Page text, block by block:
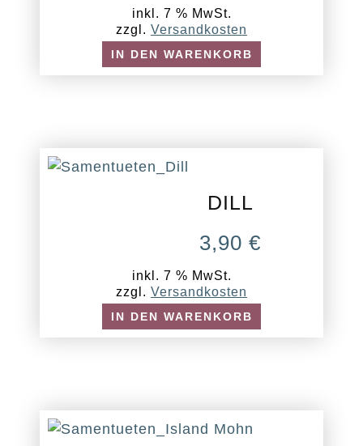
inkl. 7 % MwSt.
zzgl. Versandkosten
IN DEN WARENKORB
DILL
3,90€
inkl. 7 % MwSt.
zzgl. Versandkosten
IN DEN WARENKORB